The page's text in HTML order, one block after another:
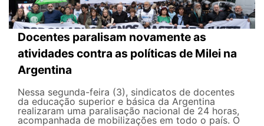
Docentes paralisam novamente as
atividades contra as políticas de Milei na
Argentina
Nessa segunda-feira (3), sindicatos de docentes
da educação superior e básica da Argentina
realizaram uma paralisação nacional de 24 horas,
acompanhada de mobilizações em todo o país. O